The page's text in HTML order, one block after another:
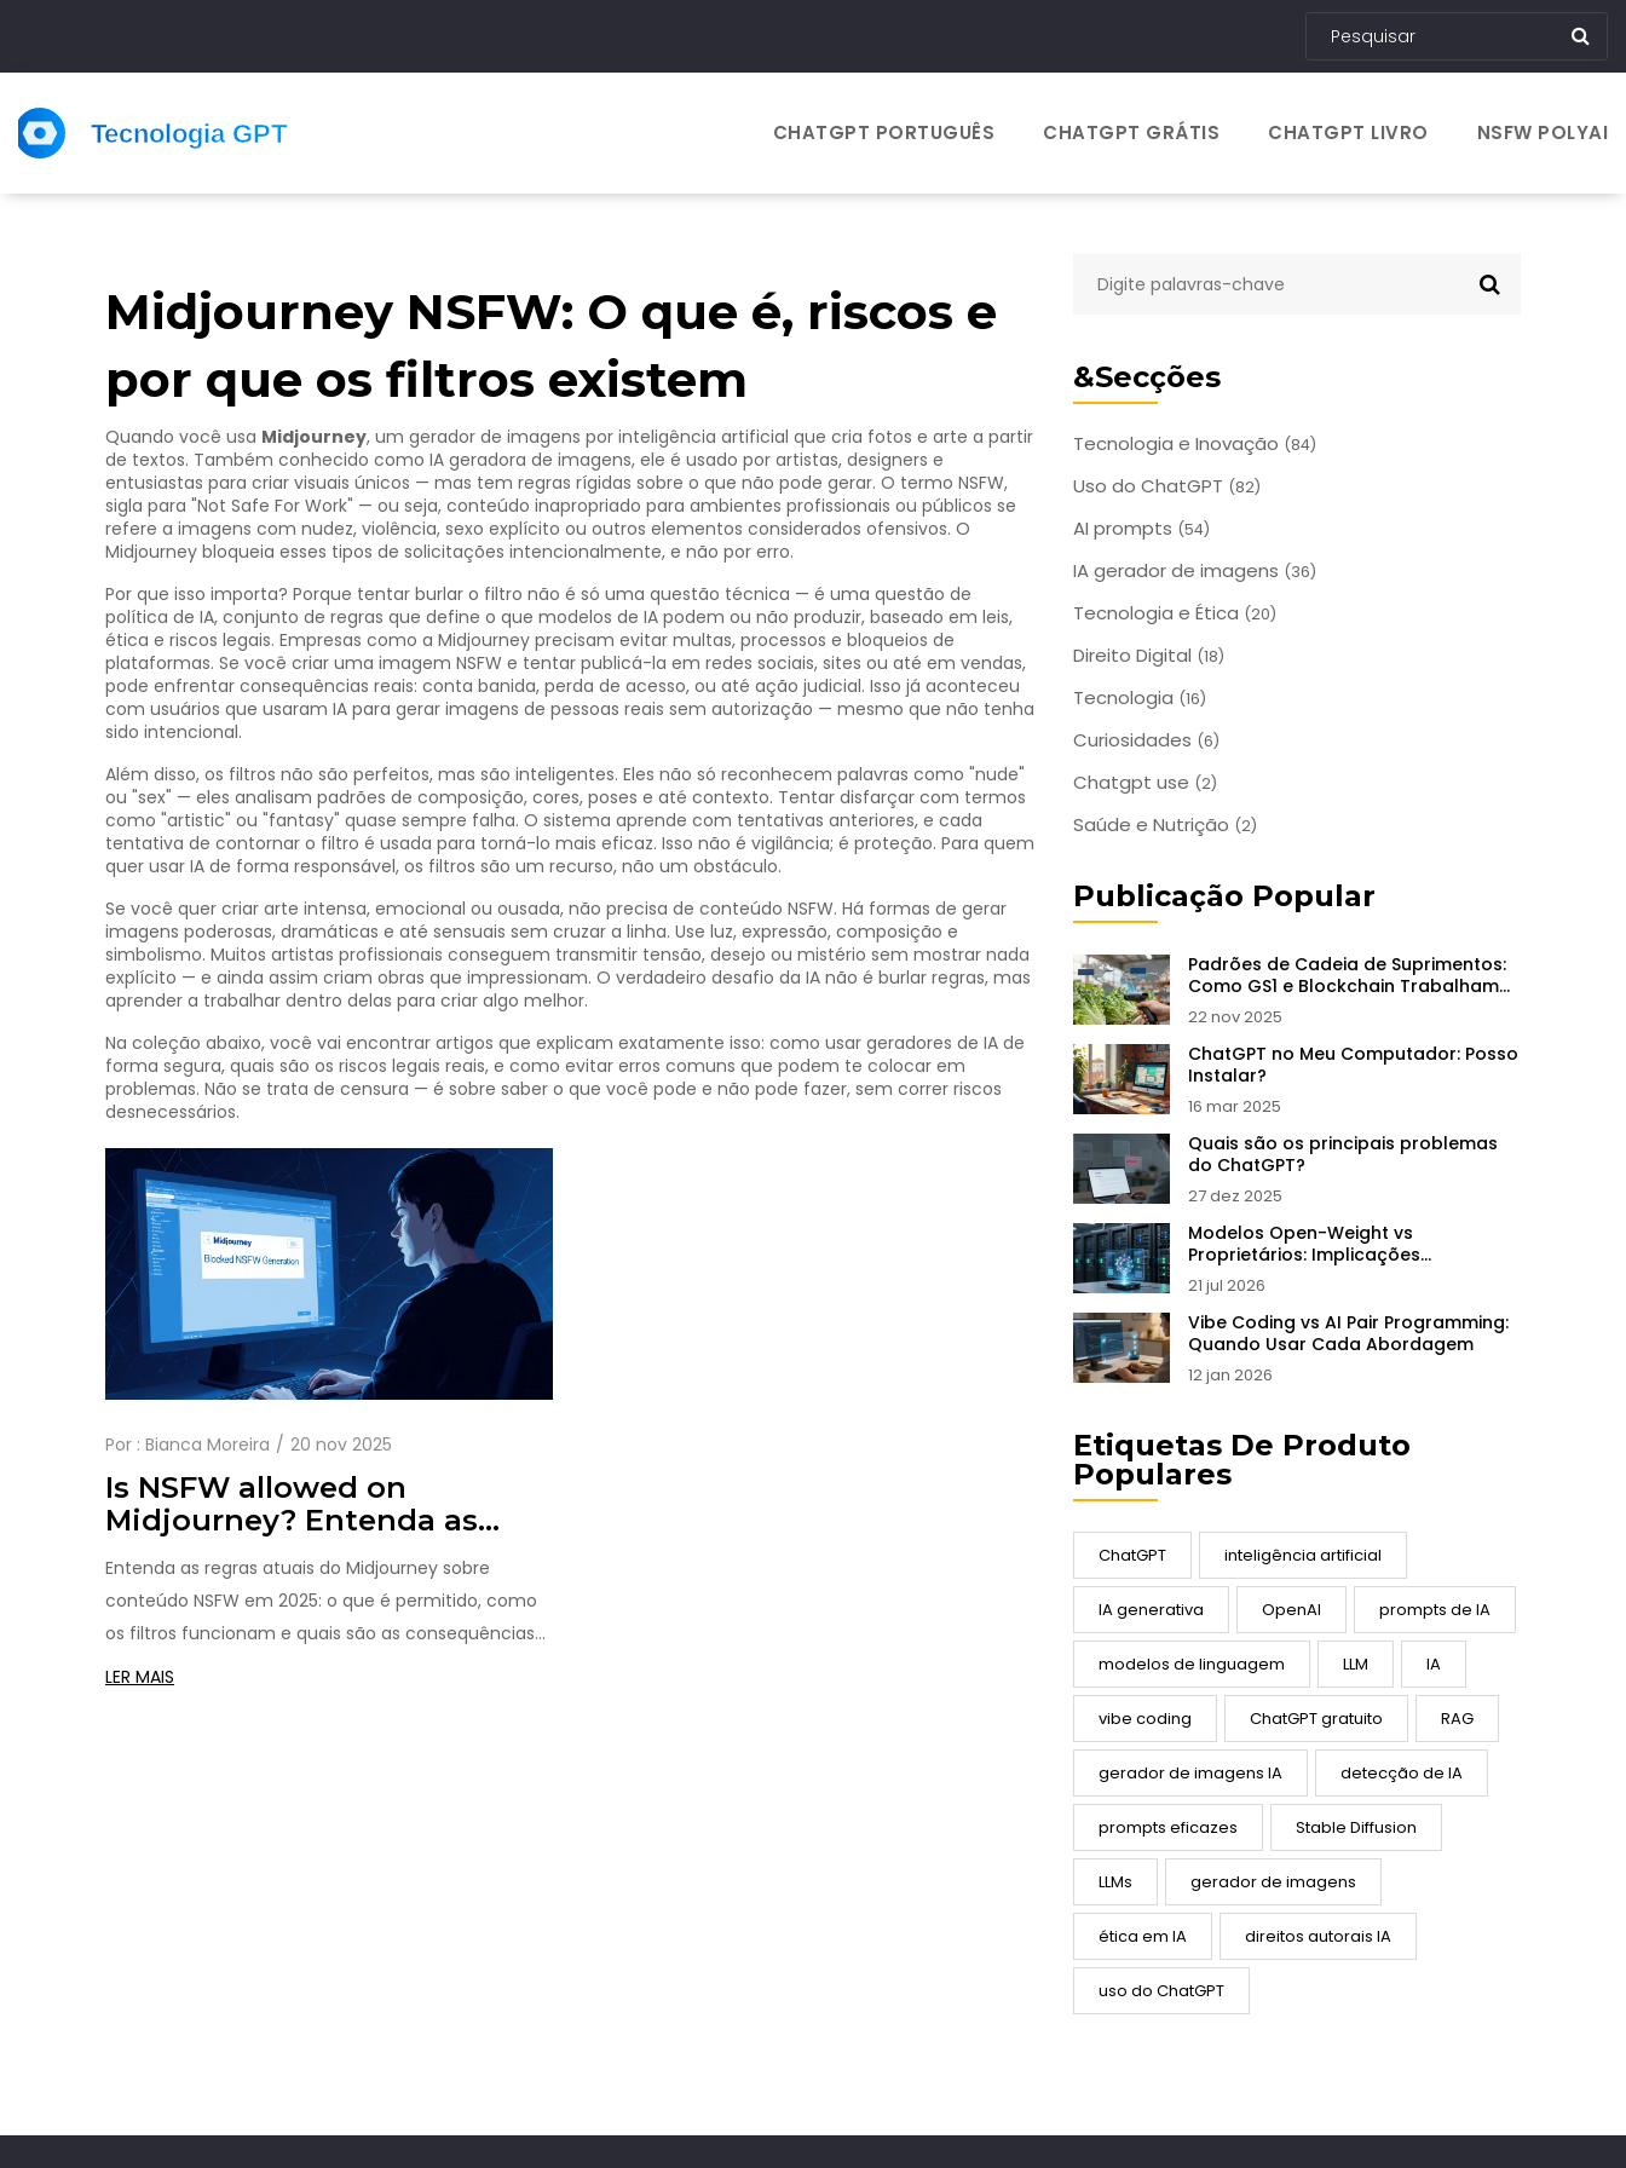
CHATGPT PORTUGUÊS CHATGPT GRÁTIS CHATGPT LIVRO NSFW POLYAI
&Secções
Tecnologia e Inovação (84)
Uso do ChatGPT (82)
AI prompts (54)
IA gerador de imagens (36)
Tecnologia e Ética (20)
Direito Digital (18)
Tecnologia (16)
Curiosidades (6)
Chatgpt use (2)
Saúde e Nutrição (2)
Publicação Popular
Padrões de Cadeia de Suprimentos:
Como GS1 e Blockchain Trabalham
Juntos para Rastreabilidade
22 nov 2025
ChatGPT no Meu Computador: Posso
Instalar?
16 mar 2025
Quais são os principais problemas
do ChatGPT?
27 dez 2025
Modelos Open-Weight vs
Proprietários: Implicações
Arquiteturais para IA Generativa
21 jul 2026
Vibe Coding vs AI Pair Programming:
Quando Usar Cada Abordagem
12 jan 2026
Etiquetas De Produto
Populares
ChatGPT inteligência artificial
IA generativa OpenAI prompts de IA
modelos de linguagem LLM IA
vibe coding ChatGPT gratuito RAG
gerador de imagens IA detecção de IA
prompts eficazes Stable Diffusion
LLMs gerador de imagens
ética em IA direitos autorais IA
uso do ChatGPT
Midjourney NSFW: O que é, riscos e
por que os filtros existem
Quando você usa Midjourney, um gerador de imagens por inteligência artificial que cria fotos e arte a partir
de textos. Também conhecido como IA geradora de imagens, ele é usado por artistas, designers e
entusiastas para criar visuais únicos — mas tem regras rígidas sobre o que não pode gerar. O termo NSFW,
sigla para "Not Safe For Work" — ou seja, conteúdo inapropriado para ambientes profissionais ou públicos se
refere a imagens com nudez, violência, sexo explícito ou outros elementos considerados ofensivos. O
Midjourney bloqueia esses tipos de solicitações intencionalmente, e não por erro.
Por que isso importa? Porque tentar burlar o filtro não é só uma questão técnica — é uma questão de
política de IA, conjunto de regras que define o que modelos de IA podem ou não produzir, baseado em leis,
ética e riscos legais. Empresas como a Midjourney precisam evitar multas, processos e bloqueios de
plataformas. Se você criar uma imagem NSFW e tentar publicá-la em redes sociais, sites ou até em vendas,
pode enfrentar consequências reais: conta banida, perda de acesso, ou até ação judicial. Isso já aconteceu
com usuários que usaram IA para gerar imagens de pessoas reais sem autorização — mesmo que não tenha
sido intencional.
Além disso, os filtros não são perfeitos, mas são inteligentes. Eles não só reconhecem palavras como "nude"
ou "sex" — eles analisam padrões de composição, cores, poses e até contexto. Tentar disfarçar com termos
como "artistic" ou "fantasy" quase sempre falha. O sistema aprende com tentativas anteriores, e cada
tentativa de contornar o filtro é usada para torná-lo mais eficaz. Isso não é vigilância; é proteção. Para quem
quer usar IA de forma responsável, os filtros são um recurso, não um obstáculo.
Se você quer criar arte intensa, emocional ou ousada, não precisa de conteúdo NSFW. Há formas de gerar
imagens poderosas, dramáticas e até sensuais sem cruzar a linha. Use luz, expressão, composição e
simbolismo. Muitos artistas profissionais conseguem transmitir tensão, desejo ou mistério sem mostrar nada
explícito — e ainda assim criam obras que impressionam. O verdadeiro desafio da IA não é burlar regras, mas
aprender a trabalhar dentro delas para criar algo melhor.
Na coleção abaixo, você vai encontrar artigos que explicam exatamente isso: como usar geradores de IA de
forma segura, quais são os riscos legais reais, e como evitar erros comuns que podem te colocar em
problemas. Não se trata de censura — é sobre saber o que você pode e não pode fazer, sem correr riscos
desnecessários.
Por : Bianca Moreira 20 nov 2025
Is NSFW allowed on
Midjourney? Entenda as
regras atuais em 2025
Entenda as regras atuais do Midjourney sobre
conteúdo NSFW em 2025: o que é permitido, como
os filtros funcionam e quais são as consequências
de violar as políticas. Saiba como criar arte sensual
LER MAIS